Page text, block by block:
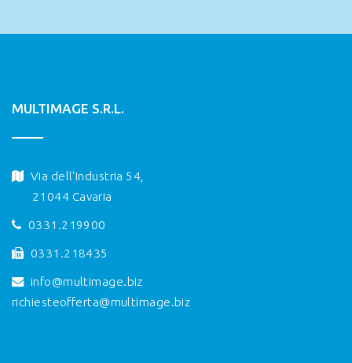
MULTIMAGE S.R.L.
Via dell'Industria 54,
21044 Cavaria
0331.219900
0331.218435
info@multimage.biz
richiesteofferta@multimage.biz